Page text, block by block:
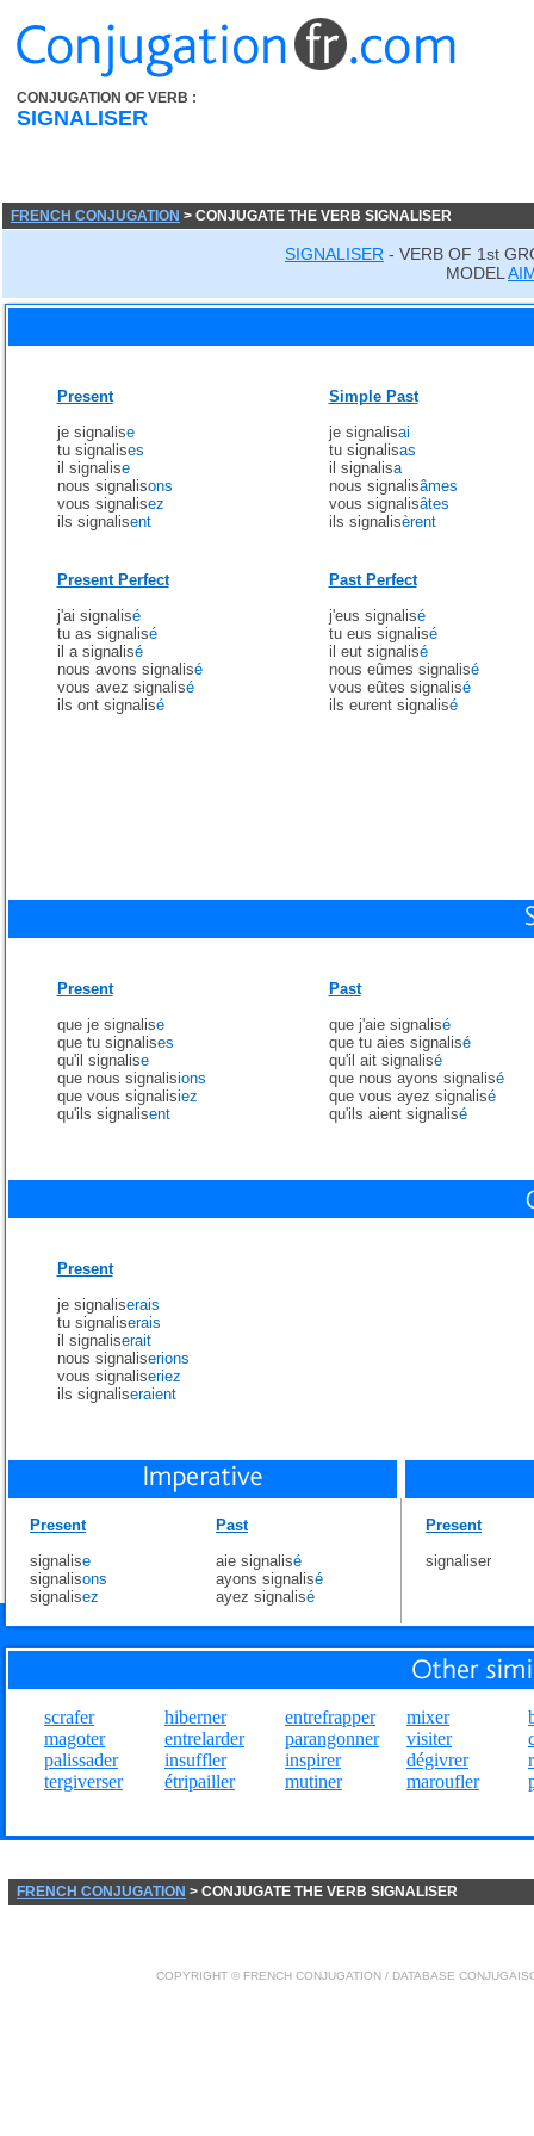
CONJUGATION OF VERB :
SIGNALISER
FRENCH CONJUGATION > CONJUGATE THE VERB SIGNALISER
SIGNALISER - VERB OF 1st
MODEL
Present
je signalise
tu signalises
il signalise
nous signalisons
vous signalisez
ils signalisent
Simple Past
je signalisai
tu signalisas
il signalisa
nous signalisâmes
vous signalisâtes
ils signalisèrent
Present Perfect
j'ai signalisé
tu as signalisé
il a signalisé
nous avons signalisé
vous avez signalisé
ils ont signalisé
Past Perfect
j'eus signalisé
tu eus signalisé
il eut signalisé
nous eûmes signalisé
vous eûtes signalisé
ils eurent signalisé
Present
que je signalise
que tu signalises
qu'il signalise
que nous signalisions
que vous signalisiez
qu'ils signalisent
Past
que j'aie signalisé
que tu aies signalisé
qu'il ait signalisé
que nous ayons signalisé
que vous ayez signalisé
qu'ils aient signalisé
Present
je signaliserais
tu signaliserais
il signaliserait
nous signaliserions
vous signaliseriez
ils signaliseraient
Present
signalise
signalisons
signalisez
Past
aie signalisé
ayons signalisé
ayez signalisé
Present
signaliser
scrafer
magoter
palissader
tergiverser
hiberner
entrelarder
insuffler
étripailler
entrefrapper
parangonner
inspirer
mutiner
mixer
visiter
dégivrer
maroufler
FRENCH CONJUGATION > CONJUGATE THE VERB SIGNALISER
COPYRIGHT © FRENCH CONJUGATION / DATABASE